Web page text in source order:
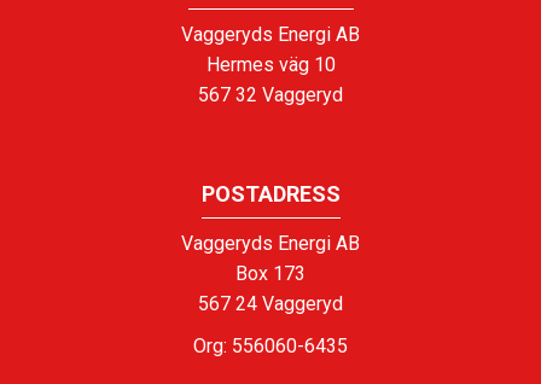
Vaggeryds Energi AB
Hermes väg 10
567 32 Vaggeryd
POSTADRESS
Vaggeryds Energi AB
Box 173
567 24 Vaggeryd
Org: 556060-6435